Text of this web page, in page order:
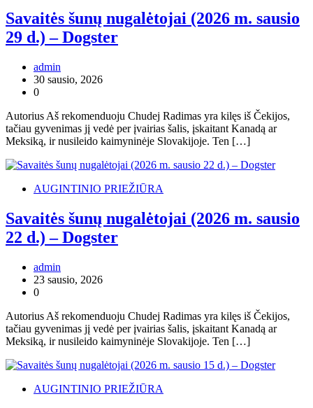
Savaitės šunų nugalėtojai (2026 m. sausio
29 d.) – Dogster
admin
30 sausio, 2026
0
Autorius Aš rekomenduoju Chudej Radimas yra kilęs iš Čekijos,
tačiau gyvenimas jį vedė per įvairias šalis, įskaitant Kanadą ar
Meksiką, ir nusileido kaimyninėje Slovakijoje. Ten […]
AUGINTINIO PRIEŽIŪRA
Savaitės šunų nugalėtojai (2026 m. sausio
22 d.) – Dogster
admin
23 sausio, 2026
0
Autorius Aš rekomenduoju Chudej Radimas yra kilęs iš Čekijos,
tačiau gyvenimas jį vedė per įvairias šalis, įskaitant Kanadą ar
Meksiką, ir nusileido kaimyninėje Slovakijoje. Ten […]
AUGINTINIO PRIEŽIŪRA